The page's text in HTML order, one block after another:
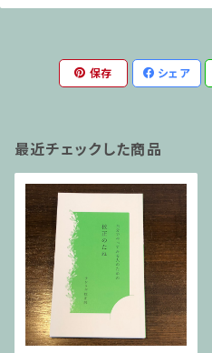
保存 シェア
最近チェックした商品